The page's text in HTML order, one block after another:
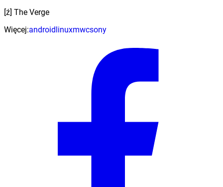
[ź] The Verge
Więcej:androidlinuxmwcsony